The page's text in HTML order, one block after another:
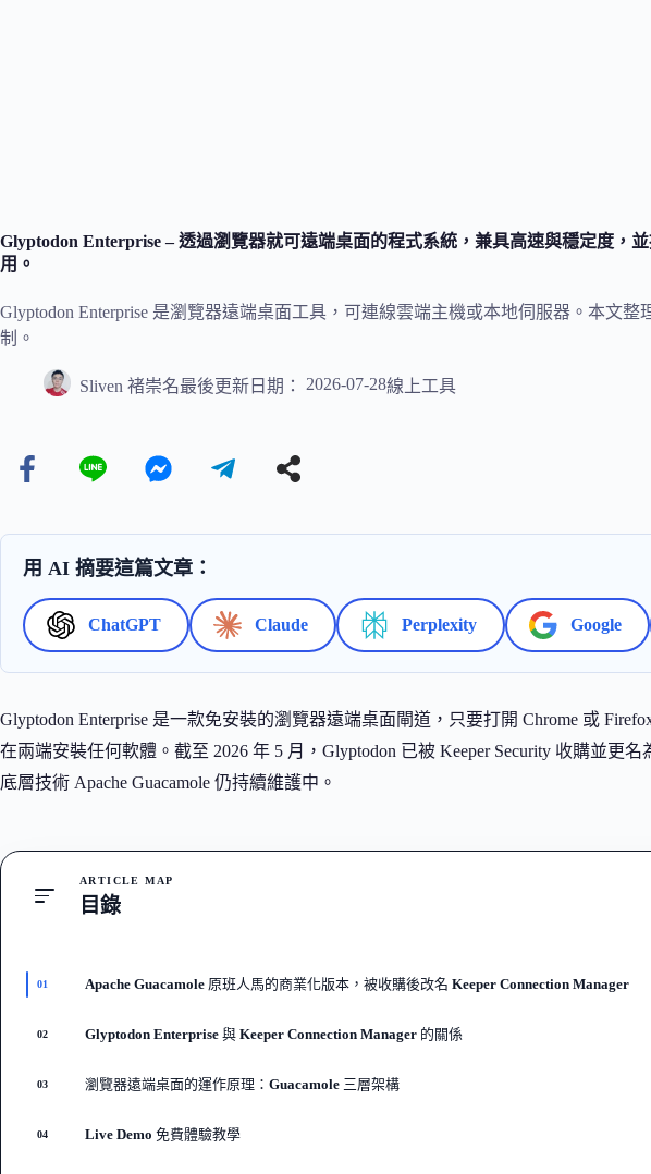
Glyptodon Enterprise – 透過瀏覽器就可遠端桌面的程式系統，兼具高速與穩定度，
用。
Glyptodon Enterprise 是瀏覽器遠端桌面工具，可連線雲端主機或本地伺服器。本文
制。
Sliven 褚崇名最後更新日期： 2026-07-28線上工具
用 AI 摘要這篇文章：
ChatGPT Claude Perplexity Google
Glyptodon Enterprise 是一款免安裝的瀏覽器遠端桌面閘道，只要打開 Chrome 或
在兩端安裝任何軟體。截至 2026 年 5 月，Glyptodon 已被 Keeper Security 收購並更名
底層技術 Apache Guacamole 仍持續維護中。
ARTICLE MAP
目錄
01 Apache Guacamole 原班人馬的商業化版本，被收購後改名 Keeper Connection Manager
02 Glyptodon Enterprise 與 Keeper Connection Manager 的關係
03 瀏覽器遠端桌面的運作原理：Guacamole 三層架構
04 Live Demo 免費體驗教學